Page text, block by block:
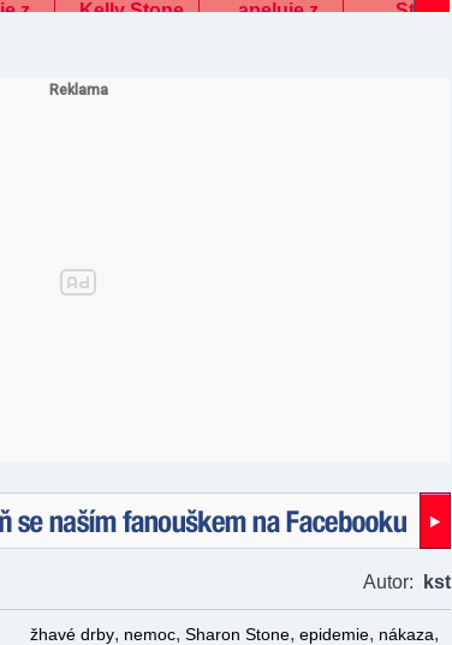
Autor:
kst
žhavé drby, nemoc, Sharon Stone, epidemie, nákaza,